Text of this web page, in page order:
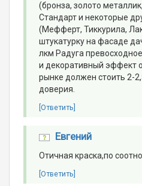
(бронза, золото
Стандарт и некоторые
(Мефферт, Тиккурила,
штукатурку на фасаде
лкм Радуга
и декоративный эффект
рынке должен стоить 2-
доверия.
[Ответить]
Евгений
Отичная краска,по
[Ответить]